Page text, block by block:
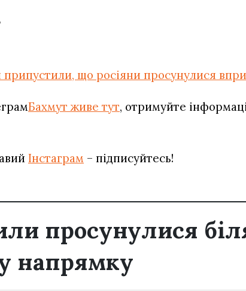
що росіяни просунулися
Бахмут живе тут, отримуйте
Інстаграм – підписуйтесь!
просунулися
напрямку